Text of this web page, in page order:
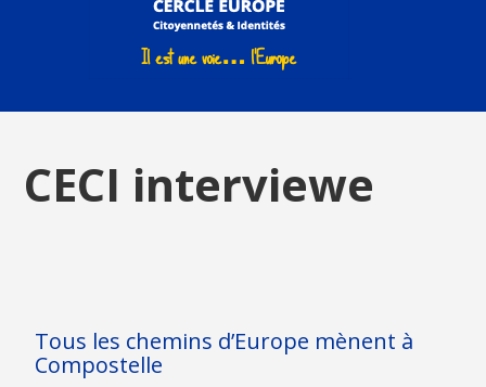
CECI interviewe
Tous les chemins d’Europe mènent à
Compostelle